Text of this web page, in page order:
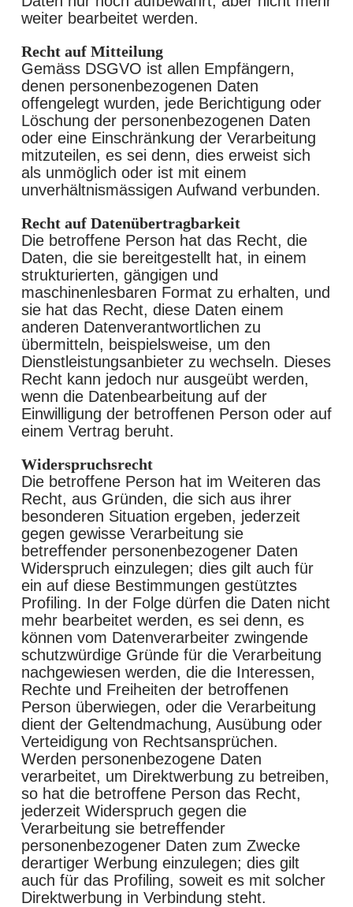
weiter bearbeitet werden.
Recht auf Mitteilung
Gemäss DSGVO ist allen Empfängern,
denen personenbezogenen Daten
offengelegt wurden, jede Berichtigung oder
Löschung der personenbezogenen Daten
oder eine Einschränkung der Verarbeitung
mitzuteilen, es sei denn, dies erweist sich
als unmöglich oder ist mit einem
unverhältnismässigen Aufwand verbunden.
Recht auf Datenübertragbarkeit
Die betroffene Person hat das Recht, die
Daten, die sie bereitgestellt hat, in einem
strukturierten, gängigen und
maschinenlesbaren Format zu erhalten, und
sie hat das Recht, diese Daten einem
anderen Datenverantwortlichen zu
übermitteln, beispielsweise, um den
Dienstleistungsanbieter zu wechseln. Dieses
Recht kann jedoch nur ausgeübt werden,
wenn die Datenbearbeitung auf der
Einwilligung der betroffenen Person oder auf
einem Vertrag beruht.
Widerspruchsrecht
Die betroffene Person hat im Weiteren das
Recht, aus Gründen, die sich aus ihrer
besonderen Situation ergeben, jederzeit
gegen gewisse Verarbeitung sie
betreffender personenbezogener Daten
Widerspruch einzulegen; dies gilt auch für
ein auf diese Bestimmungen gestütztes
Profiling. In der Folge dürfen die Daten nicht
mehr bearbeitet werden, es sei denn, es
können vom Datenverarbeiter zwingende
schutzwürdige Gründe für die Verarbeitung
nachgewiesen werden, die die Interessen,
Rechte und Freiheiten der betroffenen
Person überwiegen, oder die Verarbeitung
dient der Geltendmachung, Ausübung oder
Verteidigung von Rechtsansprüchen.
Werden personenbezogene Daten
verarbeitet, um Direktwerbung zu betreiben,
so hat die betroffene Person das Recht,
jederzeit Widerspruch gegen die
Verarbeitung sie betreffender
personenbezogener Daten zum Zwecke
derartiger Werbung einzulegen; dies gilt
auch für das Profiling, soweit es mit solcher
Direktwerbung in Verbindung steht.